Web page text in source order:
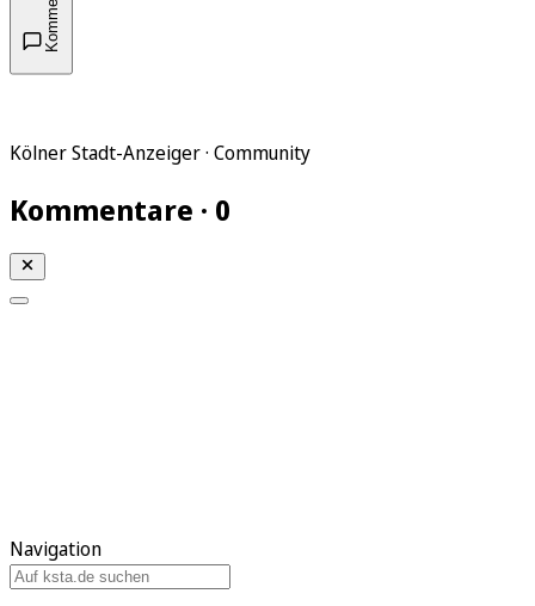
Kölner Stadt-Anzeiger · Community
Kommentare · 0
Navigation